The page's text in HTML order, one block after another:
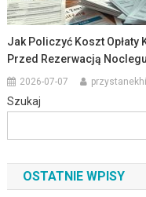
Jak Policzyć Koszt Opłaty
Przed Rezerwacją Noclegu
2026-07-07
Szukaj
OSTATNIE WPISY